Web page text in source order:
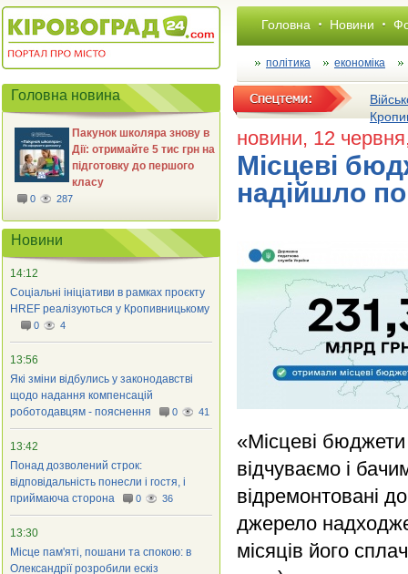
Головна Новини
політика економіка
новини, 12
Місцеві
надійшло
«Місцеві
відчуваємо і
відремонтовані
джерело
місяців його
Головна новина
Пакунок школяра знову в
Дії: отримайте 5 тис грн на
підготовку до першого
класу
0 287
Новини
14:12
Соціальні ініціативи в рамках проєкту
HREF реалізуються у Кропивницькому
0 4
13:56
Які зміни відбулись у законодавстві
щодо надання компенсацій
роботодавцям - пояснення
0 41
13:42
Понад дозволений строк:
відповідальність понесли і гостя, і
приймаюча сторона
0 36
13:30
Місце пам'яті, пошани та спокою: в
Олександрії розробили ескіз